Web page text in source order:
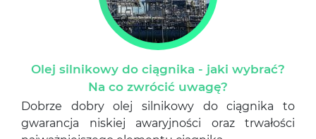
Olej silnikowy do ciągnika - jaki wybrać?
Na co zwrócić uwagę?
Dobrze dobry olej silnikowy do ciągnika to
gwarancja niskiej awaryjności oraz trwałości